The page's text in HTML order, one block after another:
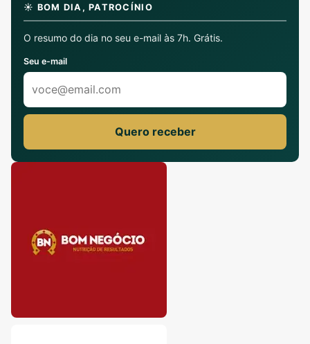
☀️ BOM DIA, PATROCÍNIO
O resumo do dia no seu e-mail às 7h. Grátis.
Seu e-mail
Quero receber